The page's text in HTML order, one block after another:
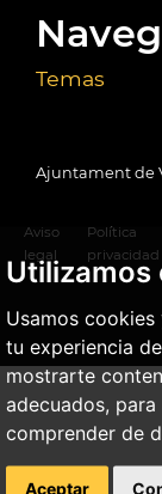
Utilizamos
Usamos
tu experiencia
mostrarte
adecuados,
comprender de
Aceptar
Temas
Ajuntament de
Aviso
legal
Política
privacidad